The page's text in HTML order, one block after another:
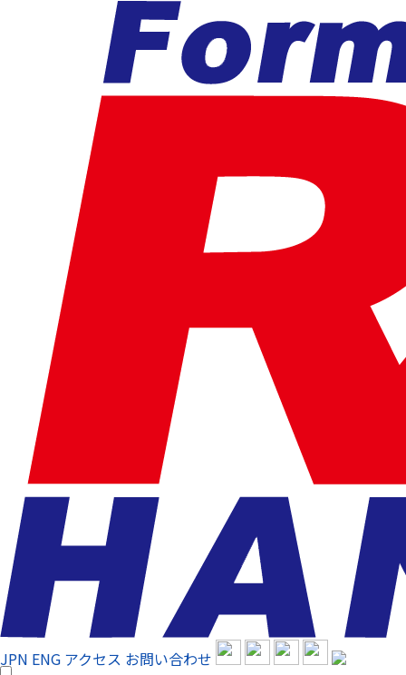
JPN ENG アクセス お問い合わせ